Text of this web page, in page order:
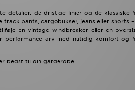
detaljer, de dristige linjer og de klassiske
pants, cargobukser, jeans eller shorts
en vintage windbreaker eller en
performance arv med nutidig komfort og
bedst til din garderobe.